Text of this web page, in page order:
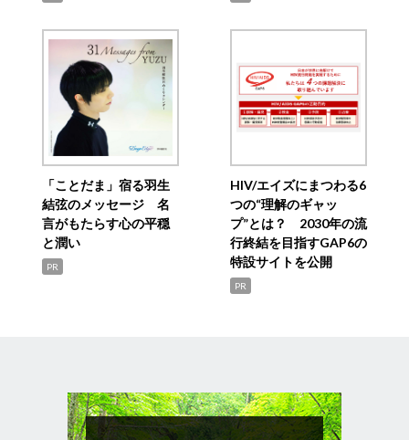
「ことだま」宿る羽生
結弦のメッセージ 名
言がもたらす心の平穏
と潤い
PR
HIV/エイズにまつわる6
つの“理解のギャッ
プ”とは？ 2030年の流
行終結を目指すGAP6の
特設サイトを公開
PR